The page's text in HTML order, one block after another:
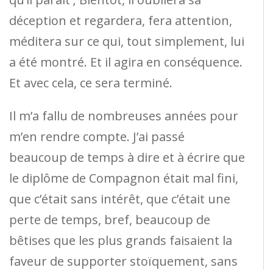
déception et regardera, fera attention,
méditera sur ce qui, tout simplement, lui
a été montré. Et il agira en conséquence.
Et avec cela, ce sera terminé.
Il m’a fallu de nombreuses années pour
m’en rendre compte. J’ai passé
beaucoup de temps à dire et à écrire que
le diplôme de Compagnon était mal fini,
que c’était sans intérêt, que c’était une
perte de temps, bref, beaucoup de
bêtises que les plus grands faisaient la
faveur de supporter stoïquement, sans